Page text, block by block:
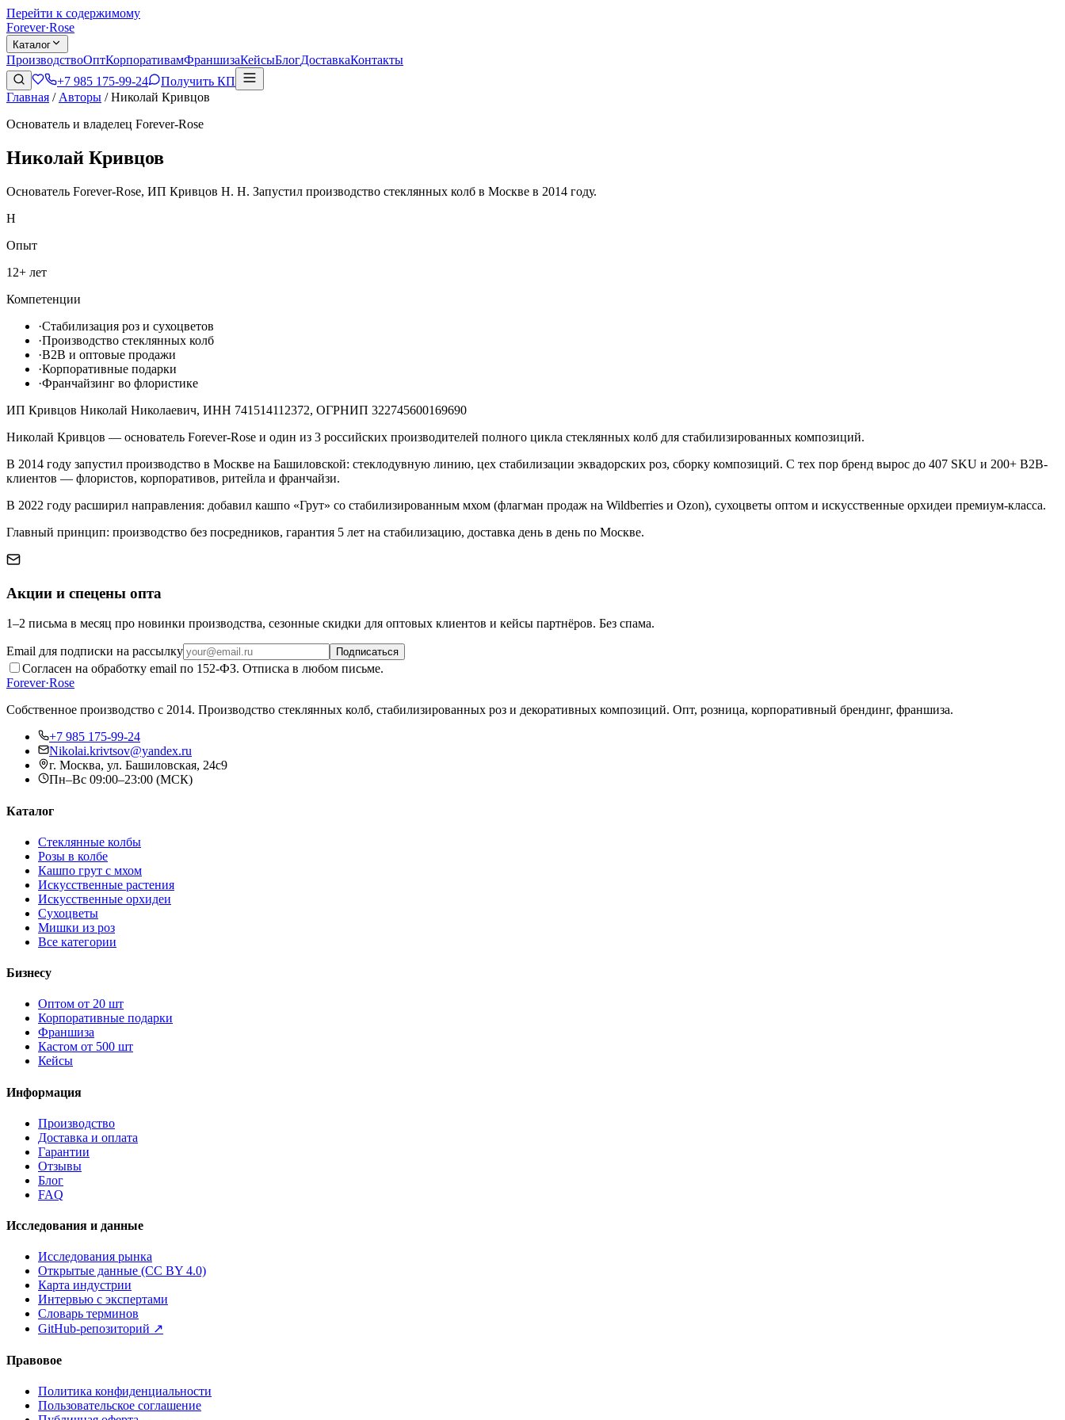
Перейти к содержимому
Forever·Rose
Каталог
ПроизводствоОптКорпоративамФраншизаКейсыБлогДоставкаКонтакты
+7 985 175-99-24
Получить КП
Главная / Авторы /Николай Кривцов
Основатель и владелец Forever-Rose
Николай Кривцов
Основатель Forever-Rose, ИП Кривцов Н. Н. Запустил производство стеклянных колб в Москве в 2014 году.
Н
Опыт
12+ лет
Компетенции
·Стабилизация роз и сухоцветов
·Производство стеклянных колб
·B2B и оптовые продажи
·Корпоративные подарки
·Франчайзинг во флористике
ИП Кривцов Николай Николаевич, ИНН 741514112372, ОГРНИП 322745600169690
Николай Кривцов — основатель Forever-Rose и один из 3 российских производителей полного цикла стеклянных колб для стабилизированных композиций.
В 2014 году запустил производство в Москве на Башиловской: стеклодувную линию, цех стабилизации эквадорских роз, сборку композиций. С тех пор бренд вырос до 407 SKU и 200+ B2B-
клиентов — флористов, корпоративов, ритейла и франчайзи.
В 2022 году расширил направления: добавил кашпо «Грут» со стабилизированным мхом (флагман продаж на Wildberries и Ozon), сухоцветы оптом и искусственные орхидеи премиум-класса.
Главный принцип: производство без посредников, гарантия 5 лет на стабилизацию, доставка день в день по Москве.
Акции и спецены опта
1–2 письма в месяц про новинки производства, сезонные скидки для оптовых клиентов и кейсы партнёров. Без спама.
Email для подписки на рассылку Подписаться
Согласен на обработку email по 152-ФЗ. Отписка в любом письме.
Forever·Rose
Собственное производство с 2014. Производство стеклянных колб, стабилизированных роз и декоративных композиций. Опт, розница, корпоративный брендинг, франшиза.
+7 985 175-99-24
Nikolai.krivtsov@yandex.ru
г. Москва, ул. Башиловская, 24с9
Пн–Вс 09:00–23:00 (МСК)
Каталог
Стеклянные колбы
Розы в колбе
Кашпо грут с мхом
Искусственные растения
Искусственные орхидеи
Сухоцветы
Мишки из роз
Все категории
Бизнесу
Оптом от 20 шт
Корпоративные подарки
Франшиза
Кастом от 500 шт
Кейсы
Информация
Производство
Доставка и оплата
Гарантии
Отзывы
Блог
FAQ
Исследования и данные
Исследования рынка
Открытые данные (CC BY 4.0)
Карта индустрии
Интервью с экспертами
Словарь терминов
GitHub-репозиторий ↗
Правовое
Политика конфиденциальности
Пользовательское соглашение